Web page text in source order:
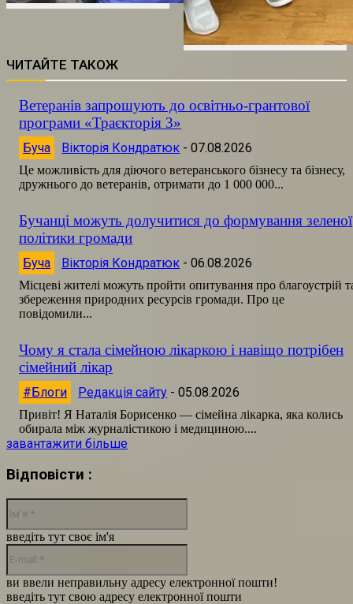
ЧИТАЙТЕ ТАКОЖ
Ветеранів запрошують до освітньо-грантової
програми «Траєкторія 3»
Буча Вікторія Кондратюк - 07.08.2026
Це можливість для діючого ветеранського бізнесу та бізнесу,
дружнього до ветеранів, отримати до 1 000 000...
Бучанці можуть долучитися до формування зеленої
політики громади
Буча Вікторія Кондратюк - 06.08.2026
Місцеві жителі можуть пройти опитування про благоустрій
збереження природних ресурсів громади. Про це
повідомили...
Чому я стала сімейною лікаркою і навіщо потрібен
сімейний лікар
#Блоги Редакція сайту - 05.08.2026
Привіт! Я Наталія Борисенко — сімейна лікарка, яка колись
обирала між журналістикою і медициною....
завантажити більше
Відповісти :
введіть тут своє ім'я
ви ввели неправильну адресу електронної пошти!
введіть тут свою адресу електронної пошти